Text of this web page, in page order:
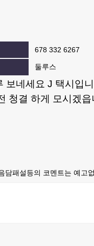
678 332 6267
둘루스
보네세요 J 택시입
청결 하게 모시겠
담패설등의 코멘트는 예고